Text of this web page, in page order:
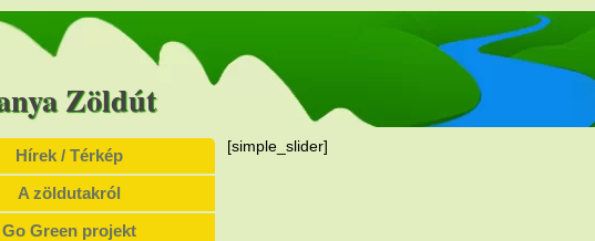
Zöldút
[simple_slider]
Hírek / Térkép
A zöldutakról
Go Green projekt